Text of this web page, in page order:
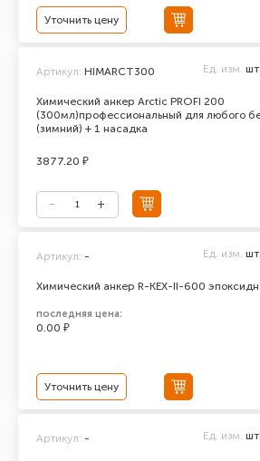
Уточнить цену
Химический анкер Arctic PROFI 200
(300мл)профессиональный для любого
(зимний) + 1 насадка
Артикул: HIMARCT300 Ед. изм. шт.
3877.20 ₽
Химический анкер R-KEX-II-600
Артикул: - Ед. изм. шт.
последняя цена:
0.00 ₽
Уточнить цену
Артикул: - Ед. изм. шт.